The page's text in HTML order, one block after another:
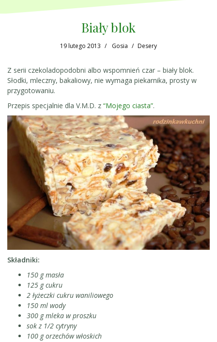
Biały blok
19 lutego 2013 Gosia Desery
Z serii czekoladopodobni albo wspomnień czar – biały blok.
Słodki, mleczny, bakaliowy, nie wymaga piekarnika, prosty w
przygotowaniu.
Przepis specjalnie dla V.M.D. z “Mojego ciasta”.
Składniki:
150 g masła
125 g cukru
2 łyżeczki cukru waniliowego
150 ml wody
300 g mleka w proszku
sok z 1/2 cytryny
100 g orzechów włoskich